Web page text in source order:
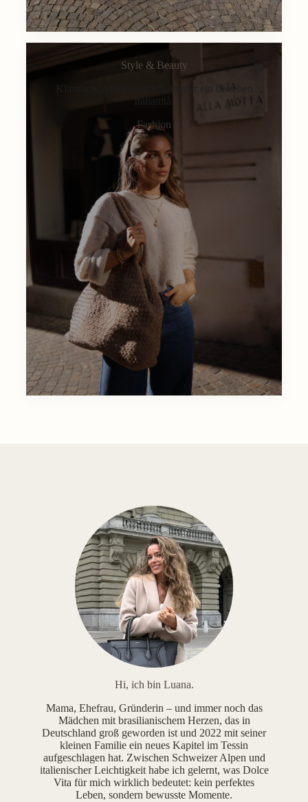
Style & Beauty
Klassisch, alltagstauglich, immer ein bisschen
Italianità.
Fashion
Hi, ich bin Luana.
Mama, Ehefrau, Gründerin – und immer noch das
Mädchen mit brasilianischem Herzen, das in
Deutschland groß geworden ist und 2022 mit seiner
kleinen Familie ein neues Kapitel im Tessin
aufgeschlagen hat. Zwischen Schweizer Alpen und
italienischer Leichtigkeit habe ich gelernt, was Dolce
Vita für mich wirklich bedeutet: kein perfektes
Leben, sondern bewusste Momente.